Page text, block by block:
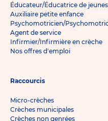
Éducateur/Éducatrice de
Auxiliaire petite enfance
Psychomotricien/
Agent de service
Infirmier/Infirmière en crèche
Nos offres d'emploi
Raccourcis
Micro-crèches
Crèches municipales
Crèches non genrées